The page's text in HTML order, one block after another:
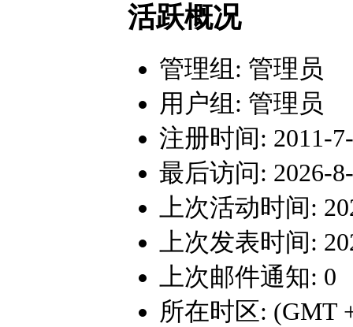
活跃概况
管理组: 管理员
用户组: 管理员
注册时间: 2011-
最后访问: 2026-
上次活动时间:
上次发表时间:
上次邮件通知: 0
所在时区: (GMT